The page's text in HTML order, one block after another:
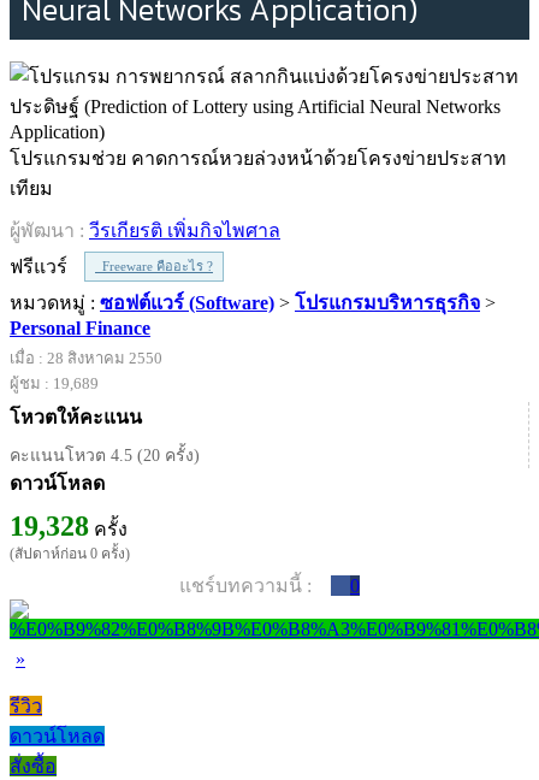
Neural Networks Application)
โปรแกรมช่วย คาดการณ์หวยล่วงหน้าด้วยโครงข่ายประสาท
เทียม
ผู้พัฒนา : วีรเกียรติ เพิ่มกิจไพศาล
ฟรีแวร์
Freeware คืออะไร ?
หมวดหมู่ : ซอฟต์แวร์ (Software) > โปรแกรมบริหารธุรกิจ >
Personal Finance
เมื่อ : 28 สิงหาคม 2550
ผู้ชม : 19,689
โหวตให้คะแนน
คะแนนโหวต 4.5 (20 ครั้ง)
ดาวน์โหลด
19,328 ครั้ง
(สัปดาห์ก่อน 0 ครั้ง)
แชร์บทความนี้ : 0
»
รีวิว
ดาวน์โหลด
สั่งซื้อ